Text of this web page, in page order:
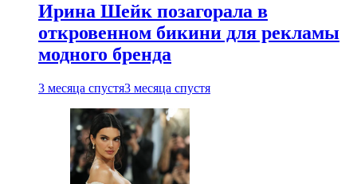
Ирина Шейк позагорала в
откровенном бикини для рекламы
модного бренда
3 месяца спустя3 месяца спустя